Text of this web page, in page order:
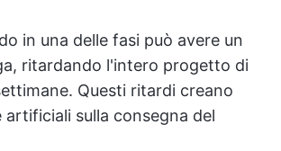
in una delle fasi può avere un
ritardando l'intero progetto di
Questi ritardi creano
artificiali sulla consegna del